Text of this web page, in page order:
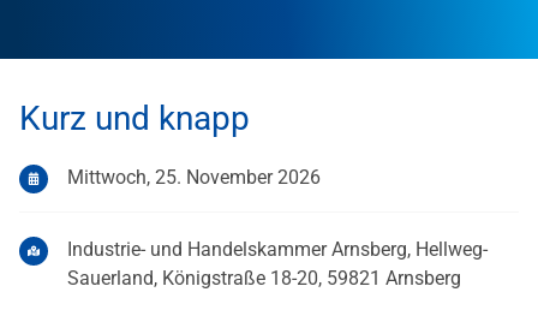
Kurz und knapp
Mittwoch, 25. November 2026
Industrie- und Handelskammer Arnsberg, Hellweg-
Sauerland, Königstraße 18-20, 59821 Arnsberg